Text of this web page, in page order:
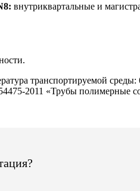
внутриквартальные и
транспортируемой среды:
2011 «Трубы полимерные